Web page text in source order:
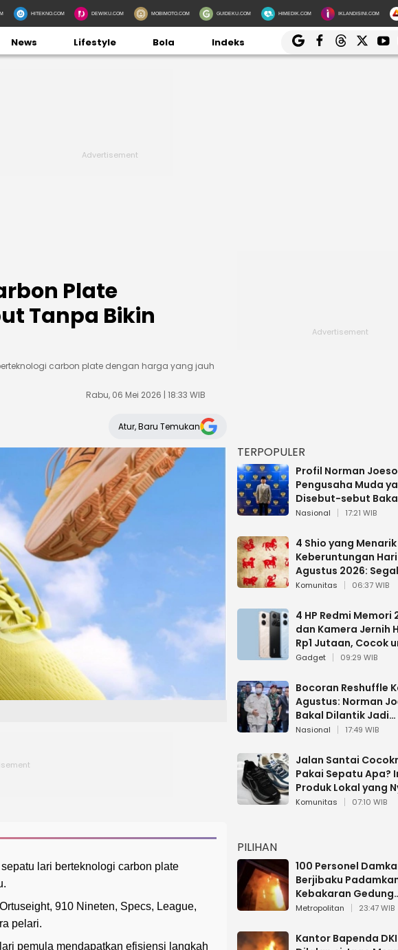
HITEKNO.COM DEWIKU.COM MOBIMOTO.COM GUIDEKU.COM HIMEDIK.COM IKLANDISINI.COM
News Lifestyle Bola Indeks
Plate
Tanpa Bikin
carbon plate dengan harga yang jauh
Rabu, 06 Mei 2026 | 18:33 WIB
Atur, Baru Temukan
lari berteknologi carbon plate
910 Nineten, Specs, League,
pelari.
pemula mendapatkan efisiensi langkah
TERPOPULER
Profil Norman
Pengusaha Muda
Disebut-sebut
Dilantik Jadi
Nasional 17:21 WIB
4 Shio yang Menarik
Keberuntungan Hari
Agustus 2026:
Berjalan Lancar
Komunitas 06:37 WIB
4 HP Redmi Memori
dan Kamera Jernih
Rp1 Jutaan, Cocok
Multitasking
Gadget 09:29 WIB
Bocoran Reshuffle
Agustus: Norman
Bakal Dilantik Jadi
Wamenhan RI
Nasional 17:49 WIB
Jalan Santai
Pakai Sepatu Apa?
Produk Lokal yang
Buat 17 Agustusan
Komunitas 07:10 WIB
PILIHAN
100 Personel
Berjibaku
Kebakaran Gedung
Bapenda DKI
Metropolitan 23:47 WIB
Kantor Bapenda